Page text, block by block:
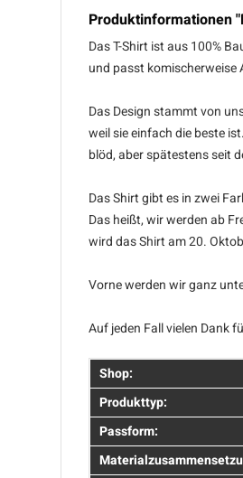
Produktinformationen
Das T-Shirt ist aus 100%
und passt komischerweise
Das Design stammt von
weil sie einfach die beste
blöd, aber spätestens seit
Das Shirt gibt es in zwei
Das heißt, wir werden ab
wird das Shirt am 20.
Vorne werden wir ganz
Auf jeden Fall vielen Dank
Shop:
Produkttyp:
Passform: